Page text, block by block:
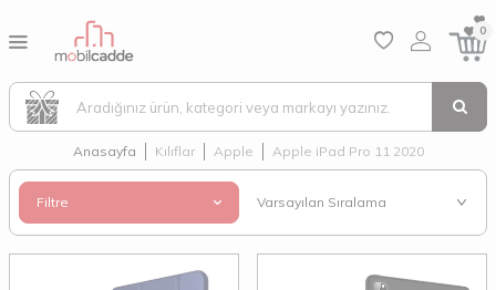
0
Anasayfa Kılıflar Apple Apple iPad Pro 11 2020
Filtre